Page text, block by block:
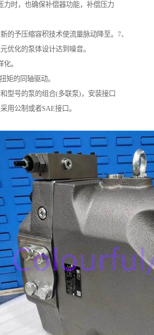
力时，也确保补偿器功能，补偿压力
的予压缩容积技术使流量脉动降至。7、
优化的泵体设计达到噪音。
。
矩的同轴驱动。
型号的泵的组合(多联泵)，安装接口
用公制或者SAE接口。